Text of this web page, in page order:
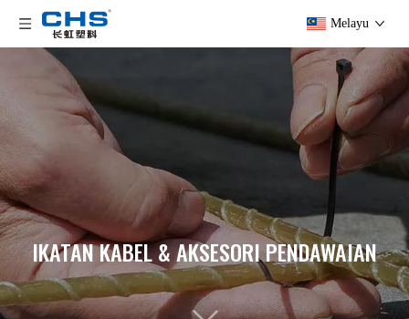
Melayu
IKATAN KABEL & AKSESORI PENDAWAIAN